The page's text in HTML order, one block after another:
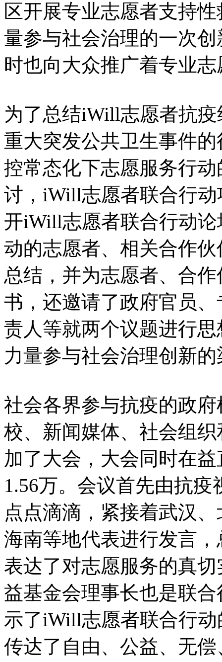
区开展专业志愿者支持
量参与社会治理的一次
时也向大众推广着专业
为了总结iWill志愿者抗
重大突发公共卫生事件
控常态化下志愿服务行
讨，iWill志愿者联合行动
开iWill志愿者联合行动
动的志愿者、相关合作
总结，并为志愿者、合
书，还邀请了政府官员
责人等就两个议题进行
力量参与社会治理创新
社会各界参与抗疫的政
校、新闻媒体、社会组
加了大会，大会同时在
1.56万。会议首先由抗
点点滴滴，紧接着武汉
海南等地代表进行发言
表达了对志愿服务的真
益基金会理事长也是联
示了iWill志愿者联合行
传达了自由、公益、无